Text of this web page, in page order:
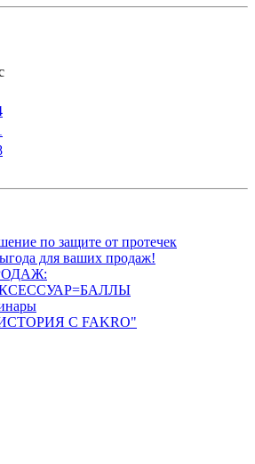
по защите от протечек
для ваших продаж!
С FAKRO"